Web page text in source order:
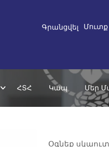
Գրանցվել Մուտք
ՀՏՀ Կապ Մեր
Օգնեք